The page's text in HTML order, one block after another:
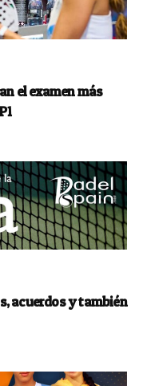
el examen más
acuerdos y también